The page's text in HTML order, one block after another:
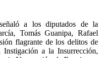
a los diputados de la
Tomás Guanipa, Rafael
flagrante de los delitos de
a la Insurrección,